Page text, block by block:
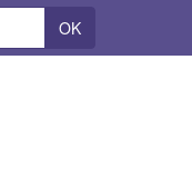
OK